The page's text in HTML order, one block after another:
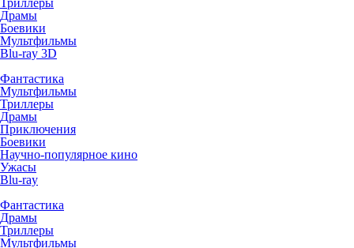
Драмы
Боевики
Мультфильмы
Blu-ray 3D
Фантастика
Мультфильмы
Триллеры
Драмы
Приключения
Боевики
Научно-популярное кино
Ужасы
Blu-ray
Фантастика
Драмы
Триллеры
Мультфильмы